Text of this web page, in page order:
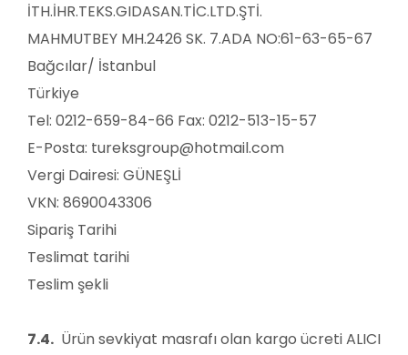
İTH.İHR.TEKS.GIDASAN.TİC.LTD.ŞTİ.
MAHMUTBEY MH.2426 SK. 7.ADA NO:61-63-65-67
Bağcılar/ İstanbul
Türkiye
Tel: 0212-659-84-66 Fax: 0212-513-15-57
E-Posta: tureksgroup@hotmail.com
Vergi Dairesi: GÜNEŞLİ
VKN: 8690043306
Sipariş Tarihi
Teslimat tarihi
Teslim şekli
7.4. Ürün sevkiyat masrafı olan kargo ücreti ALICI